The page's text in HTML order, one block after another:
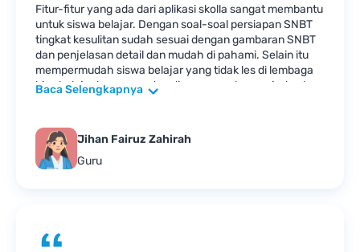
Fitur-fitur yang ada dari aplikasi skolla sangat membantu
untuk siswa belajar. Dengan soal-soal persiapan SNBT
tingkat kesulitan sudah sesuai dengan gambaran SNBT
dan penjelasan detail dan mudah di pahami. Selain itu
mempermudah siswa belajar yang tidak les di lembaga
bisa belajar kapanpun dan dimanapun dengan jadwal
Baca Selengkapnya
Jihan Fairuz Zahirah
Guru